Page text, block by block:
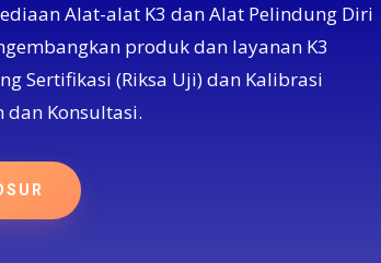
Alat-alat K3 dan Alat Pelindung Diri
produk dan layanan K3
Sertifikasi (Riksa Uji) dan Kalibrasi
dan Konsultasi.